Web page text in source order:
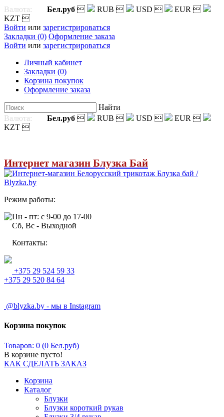
Валюта: Бел.руб  RUB  USD  EUR 
KZT 
Войти или зарегистрироваться
Закладки (0) Оформление заказа
Войти или зарегистрироваться
Личный кабинет
Закладки (0)
Корзина покупок
Оформление заказа
Найти
Валюта:
Бел.руб  RUB  USD  EUR 
KZT 
Интернет магазин Блузка Бай
Режим работы:
Пн - пт: с 9-00 до 17-00
Сб, Вс - Выходной
Контакты:
+375 29 524 59 33
+375 29 520 84 64
@blyzka.by - мы в Instagram
Корзина покупок
Товаров: 0 (0 Бел.руб)
В корзине пусто!
КАК СДЕЛАТЬ ЗАКАЗ
Корзина
Каталог
Блузки
Блузки короткий рукав